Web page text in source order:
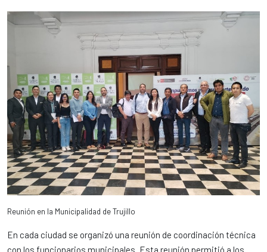
Reunión en la Municipalidad de Trujillo
En cada ciudad se organizó una reunión de coordinación técnica
con los funcionarios municipales. Esta reunión permitió a los